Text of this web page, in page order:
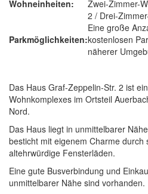
Wohneinheiten:
Zwei-Zimmer-
2 / Drei-
Parkmöglichkeiten:
Eine große
kostenlosen
näherer
Das Haus Graf-Zeppelin-Str. 2 ist
Wohnkomplexes im Ortsteil
Nord.
Das Haus liegt in unmittelbarer
besticht mit eigenem Charme
altehrwürdige Fensterläden.
Eine gute Busverbindung und
unmittelbarer Nähe sind vorhanden.